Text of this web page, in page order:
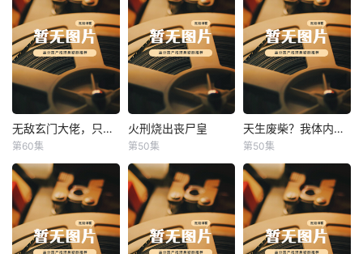
无敌玄门大佬，只听姐姐的话 无敌玄门大佬，只听姐姐的话
第60集
火刑烧出丧尸皇
火刑烧出丧尸皇
第50集
天生废柴？我体内有神血 天生废柴？我体内有神血
第50集